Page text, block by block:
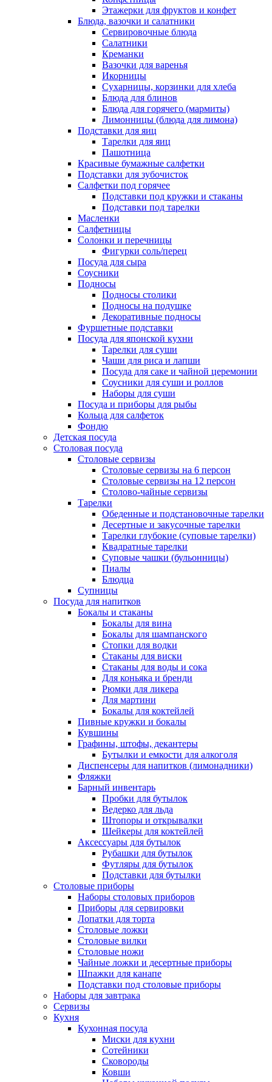
Этажерки для фруктов и конфет
Блюда, вазочки и салатники
Сервировочные блюда
Салатники
Креманки
Вазочки для варенья
Икорницы
Сухарницы, корзинки для хлеба
Блюда для блинов
Блюда для горячего (мармиты)
Лимонницы (блюда для лимона)
Подставки для яиц
Тарелки для яиц
Пашотница
Красивые бумажные салфетки
Подставки для зубочисток
Салфетки под горячее
Подставки под кружки и стаканы
Подставки под тарелки
Масленки
Салфетницы
Солонки и перечницы
Фигурки соль/перец
Посуда для сыра
Соусники
Подносы
Подносы столики
Подносы на подушке
Декоративные подносы
Фуршетные подставки
Посуда для японской кухни
Тарелки для суши
Чаши для риса и лапши
Посуда для саке и чайной церемонии
Соусники для суши и роллов
Наборы для суши
Посуда и приборы для рыбы
Кольца для салфеток
Фондю
Детская посуда
Столовая посуда
Столовые сервизы
Столовые сервизы на 6 персон
Столовые сервизы на 12 персон
Столово-чайные сервизы
Тарелки
Обеденные и подстановочные тарелки
Десертные и закусочные тарелки
Тарелки глубокие (суповые тарелки)
Квадратные тарелки
Суповые чашки (бульонницы)
Пиалы
Блюдца
Супницы
Посуда для напитков
Бокалы и стаканы
Бокалы для вина
Бокалы для шампанского
Стопки для водки
Стаканы для виски
Стаканы для воды и сока
Для коньяка и бренди
Рюмки для ликера
Для мартини
Бокалы для коктейлей
Пивные кружки и бокалы
Кувшины
Графины, штофы, декантеры
Бутылки и емкости для алкоголя
Диспенсеры для напитков (лимонадники)
Фляжки
Барный инвентарь
Пробки для бутылок
Ведерко для льда
Штопоры и открывалки
Шейкеры для коктейлей
Аксессуары для бутылок
Рубашки для бутылок
Футляры для бутылок
Подставки для бутылки
Столовые приборы
Наборы столовых приборов
Приборы для сервировки
Лопатки для торта
Столовые ложки
Столовые вилки
Столовые ножи
Чайные ложки и десертные приборы
Шпажки для канапе
Подставки под столовые приборы
Наборы для завтрака
Сервизы
Кухня
Кухонная посуда
Миски для кухни
Сотейники
Сковороды
Ковши